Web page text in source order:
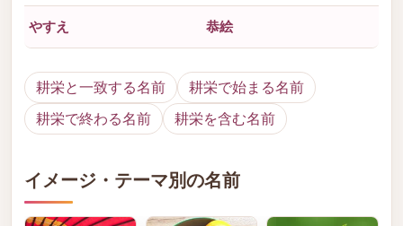
やすえ 恭絵
耕栄と一致する名前
耕栄で始まる名前
耕栄で終わる名前
耕栄を含む名前
イメージ・テーマ別の名前